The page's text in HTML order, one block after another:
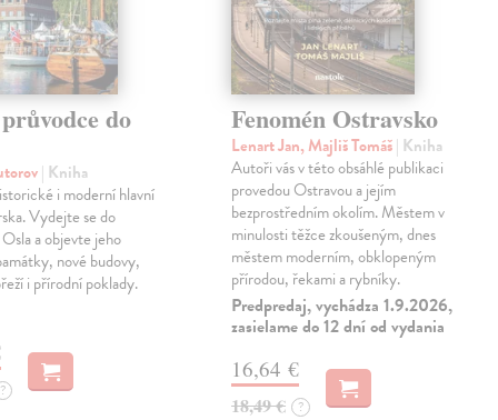
do
| Kniha
i moderní hlavní
Vydejte se do
a objevte jeho
nové budovy,
i přírodní poklady.
?
Fenomén Ostravsko
Lenart Jan, Majliš Tomáš| Kniha
Autoři vás v této obsáhlé publikaci
provedou Ostravou a jejím
bezprostředním okolím. Městem v
minulosti těžce zkoušeným, dnes
městem moderním, obklopeným
přírodou, řekami a rybníky.
Predpredaj, vychádza 1.9.2026,
zasielame do 12 dní od vydania
16,64 €
18,49 € ?